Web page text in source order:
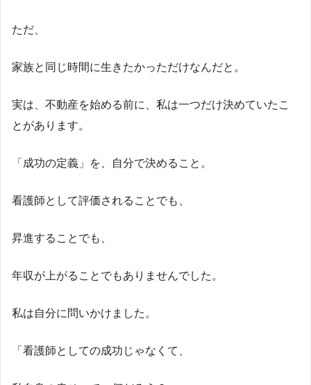
ただ、
家族と同じ時間に生きたかっただけなんだと。
実は、不動産を始める前に、私は一つだけ決めていたこ
とがあります。
「成功の定義」を、自分で決めること。
看護師として評価されることでも、
昇進することでも、
年収が上がることでもありませんでした。
私は自分に問いかけました。
「看護師としての成功じゃなくて、